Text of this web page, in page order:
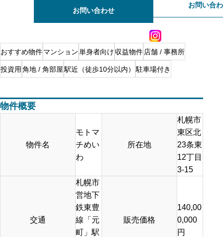
お問い合
お問い合わせ
おすすめ物件マンション単身者向け 収益物件 店舗 / 事務所
投資用 角地 / 角部屋駅近（徒歩10分以内） 駐車場付き
物件概要
物件名
モトマ
チめい
わ
所在地
札幌市
東区北
23条東
12丁目
3-15
交通
札幌市
営地下
鉄東豊
線「元
町」駅
販売価格
140,00
0,000
円